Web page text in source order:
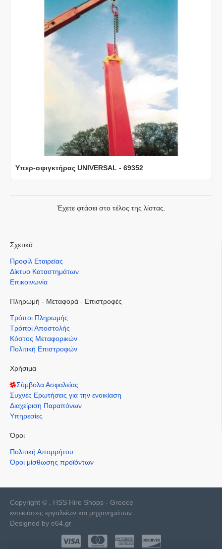
Υπερ-σφιγκτήρας UNIVERSAL - 69352
Έχετε φτάσει στο τέλος της λίστας.
Σχετικά
Προφίλ Εταιρείας
Δίκτυο Καταστημάτων
Επικοινωνία
Πληρωμή - Μεταφορά - Επιστροφές
Τρόποι Πληρωμής
Τρόποι Αποστολής
Κόστος Μεταφορικών
Πολιτική Επιστροφών
Χρήσιμα
Σύμβολα Ασφαλείας
Συχνές Ερωτήσεις για την ενοικίαση
Διαχείριση Παραπόνων
Υπηρεσίες
Όροι
Πολιτική Απορρήτου
Όροι μίσθωσης προϊόντων
Copyright © , HSS Hire Shops - Greece
ενοικιάσεις εργαλείων και μηχανημάτων
Designed by e64.gr